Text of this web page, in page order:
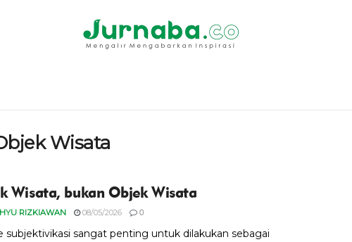
Wisata
Wisata, bukan Objek Wisata
RIZKIAWAN 08/05/2026 0
subjektivikasi sangat penting untuk dilakukan sebagai